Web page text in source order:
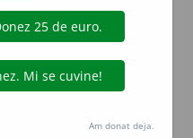
compilate de
Definițiile
pe filadefiniții.
pe pagina de
Am donat deja.